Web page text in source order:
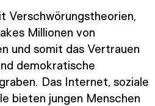
Verschwörungstheorien,
Millionen von
und somit das Vertrauen
demokratische
Das Internet, soziale
bieten jungen Menschen